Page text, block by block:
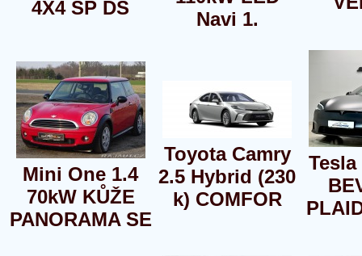
4X4 SP DS
Navi 1.
Mini One 1.4
70kW KŮŽE
PANORAMA SE
Toyota Camry
2.5 Hybrid (230
k) COMFOR